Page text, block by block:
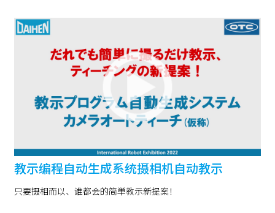
教示编程自动生成系统摄相机自动教示
只要摄相而以、谁都会的简単教示新提案！